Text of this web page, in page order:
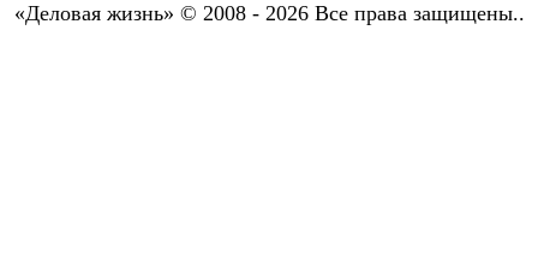
«Деловая жизнь» © 2008 - 2026 Все права защищены..